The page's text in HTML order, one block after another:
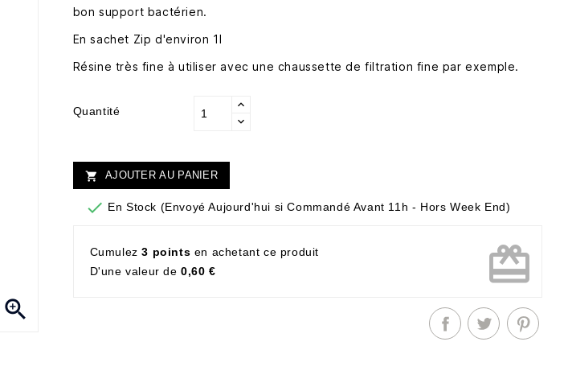

bon support bactérien.
En sachet Zip d'environ 1l
Résine très fine à utiliser avec une chaussette de filtration fine par exemple.
Quantité
 AJOUTER AU PANIER
 En Stock (Envoyé Aujourd'hui si Commandé Avant 11h - Hors Week End)
Cumulez3 points en achetant ce produit
D'une valeur de0,60 € card_giftcard